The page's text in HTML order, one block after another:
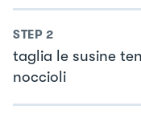
STEP 2
taglia le susine
noccioli